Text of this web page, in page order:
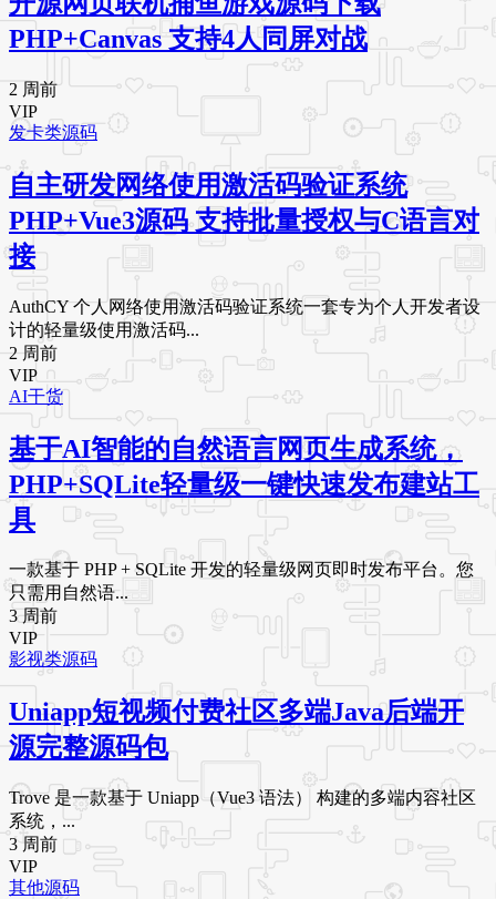
PHP+Canvas 支持4人同屏对战
2 周前
VIP
发卡类源码
自主研发网络使用激活码验证系统
PHP+Vue3源码 支持批量授权与C语言对
接
AuthCY 个人网络使用激活码验证系统一套专为个人开发者设
计的轻量级使用激活码...
2 周前
VIP
AI干货
基于AI智能的自然语言网页生成系统，
PHP+SQLite轻量级一键快速发布建站工
具
一款基于 PHP + SQLite 开发的轻量级网页即时发布平台。您
只需用自然语...
3 周前
VIP
影视类源码
Uniapp短视频付费社区多端Java后端开
源完整源码包
Trove 是一款基于 Uniapp（Vue3 语法） 构建的多端内容社区
系统，...
3 周前
VIP
其他源码